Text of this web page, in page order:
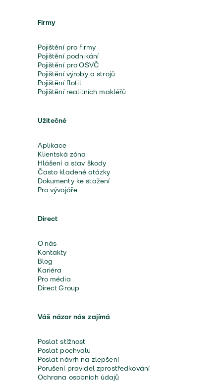
Firmy
Pojištění pro firmy
Pojištění podnikání
Pojištění pro OSVČ
Pojištění výroby a strojů
Pojištění flotil
Pojištění realitních makléřů
Užitečné
Aplikace
Klientská zóna
Hlášení a stav škody
Často kladené otázky
Dokumenty ke stažení
Pro vývojáře
Direct
O nás
Kontakty
Blog
Kariéra
Pro média
Direct Group
Váš názor nás zajímá
Poslat stížnost
Poslat pochvalu
Poslat návrh na zlepšení
Porušení pravidel zprostředkování
Ochrana osobních údajů